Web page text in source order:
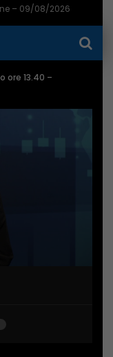
– 09/08/2026
ore 13.40 –